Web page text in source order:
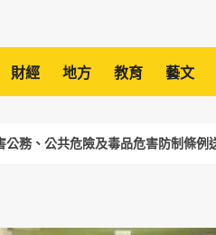
財經 地方 教育 藝文
危險及毒品危害防制條例送辦